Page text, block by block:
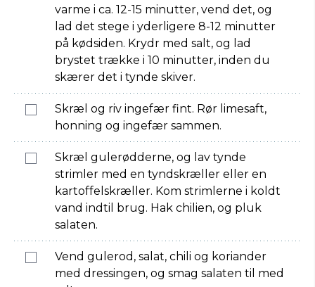
varme i ca. 12-15 minutter, vend det, og
lad det stege i yderligere 8-12 minutter
på kødsiden. Krydr med salt, og lad
brystet trække i 10 minutter, inden du
skærer det i tynde skiver.
Skræl og riv ingefær fint. Rør limesaft,
honning og ingefær sammen.
Skræl gulerødderne, og lav tynde
strimler med en tyndskræller eller en
kartoffelskræller. Kom strimlerne i koldt
vand indtil brug. Hak chilien, og pluk
salaten.
Vend gulerod, salat, chili og koriander
med dressingen, og smag salaten til med